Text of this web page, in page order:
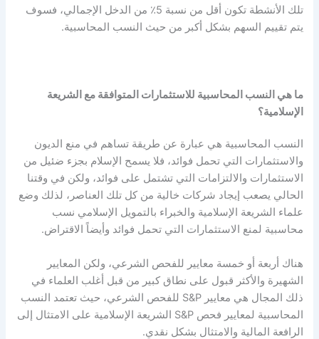
تلك الأنشطة تكون أقل من نسبة 5٪ من الدخل الإجمالي، فسوف
يتم تقييم السهم بشكل أكبر من حيث النسب المحاسبية.
ما هي النسب المحاسبية للاستثمارات المتوافقة مع الشريعة
الإسلامية؟
النسب المحاسبية هي عبارة عن طريقة تساهم في منع الديون
والاستثمارات التي تحمل فوائد، فلا يسمح الإسلام بجزء ضئيل من
الاستثمارات والالتزامات التي تشتمل على فوائد، ولكن في وقتنا
الحالي يصعب إيجاد شركات خالية من كل تلك العناصر، لذلك وضع
علماء الشريعة الإسلامية والخبراء بالتمويل الإسلامي نسب
محاسبية لمنع الاستثمارات التي تحمل فوائد وأيضاً الاقتراض.
هناك أربعة أو خمسة معايير للفحص الشرعي، ولكن المعايير
الشهيرة والأكثر قبول على نطاق كبير من قبل أغلب العلماء في
ذلك المجال هي معايير S&P للفحص الشرعي، حيث تعتمد النسب
المحاسبية لمعايير فحص S&P الشريعة الإسلامية على الامتثال إلى
الرافعة المالية والامتثال بشكل نقدي.